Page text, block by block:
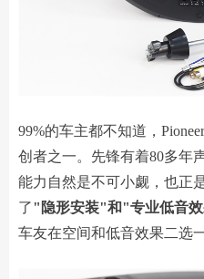
99%的车主都不知道，
创者之一。先锋有着80多年
能力自然是不可小觑，也正
了"隐形安装"和"专业低音
车友在空间和低音效果二选